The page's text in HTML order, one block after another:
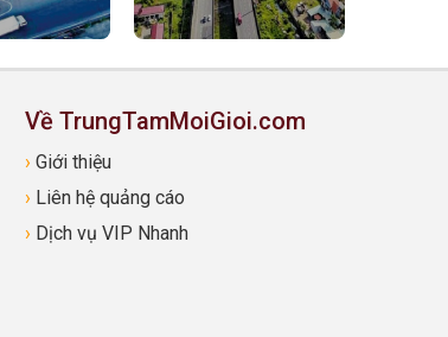
Về TrungTamMoiGioi.com
› Giới thiệu
› Liên hệ quảng cáo
› Dịch vụ VIP Nhanh